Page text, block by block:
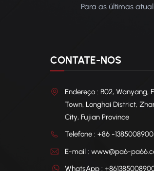
Para as últimas
CONTATE-NOS
Endereço : B02, Wanyang,
Town, Longhai District,
City, Fujian Province
Telefone : +86 -
E-mail : www@pa6-
WhatsApp :